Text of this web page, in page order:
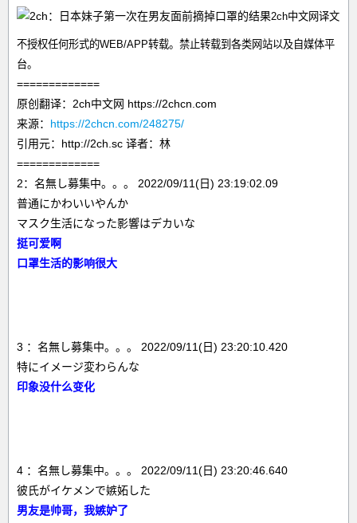
2ch中文网译文
不授权任何形式的WEB/APP转载。禁止转载到各类网站以及自媒体平
台。
=============
原创翻译：2ch中文网 https://2chcn.com
来源： https://2chcn.com/248275/
引用元：http://2ch.sc 译者：林
=============
2：名無し募集中。。。 2022/09/11(日) 23:19:02.09
普通にかわいいやんか
マスク生活になった影響はデカいな
挺可爱啊
口罩生活的影响很大
3 ：名無し募集中。。。 2022/09/11(日) 23:20:10.420
特にイメージ変わらんな
印象没什么变化
4 ：名無し募集中。。。 2022/09/11(日) 23:20:46.640
彼氏がイケメンで嫉妬した
男友是帅哥，我嫉妒了